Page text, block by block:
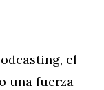
el
una fuerza